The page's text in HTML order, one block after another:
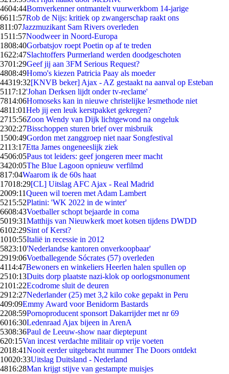
4604:44Bomverkenner ontmantelt vuurwerkbom 14-jarige
6611:57Rob de Nijs: kritiek op zwangerschap raakt ons
811:07Jazzmuzikant Sam Rivers overleden
1511:57Noodweer in Noord-Europa
1808:40Gorbatsjov roept Poetin op af te treden
1622:47Slachtoffers Purmerland werden doodgeschoten
3701:29Geef jij aan 3FM Serious Request?
4808:49Homo's kiezen Patricia Paay als moeder
44319:32[KNVB beker] Ajax - AZ gestaakt na aanval op Esteban
5117:12'Johan Derksen lijdt onder tv-reclame'
7814:06Homoseks kan in nieuwe christelijke lesmethode niet
4811:01Heb jij een leuk kerstpakket gekregen?
2715:56Zoon Wendy van Dijk lichtgewond na ongeluk
2302:27Bisschoppen sturen brief over misbruik
1500:49Gordon met zanggroep niet naar Songfestival
2113:17Etta James ongeneeslijk ziek
4506:05Paus tot leiders: geef jongeren meer macht
3420:05The Blue Lagoon opnieuw verfilmd
817:04Waarom ik de 60s haat
17018:29[CL] Uitslag AFC Ajax - Real Madrid
2009:11Queen wil toeren met Adam Lambert
5215:52Platini: 'WK 2022 in de winter'
6608:43Voetballer schopt bejaarde in coma
5019:31Matthijs van Nieuwkerk moet kotsen tijdens DWDD
6102:29Sint of Kerst?
1010:55Italië in recessie in 2012
5823:10'Nederlandse kantoren onverkoopbaar'
2919:06Voetballegende Sócrates (57) overleden
4114:47Bewoners en winkeliers Heerlen halen spullen op
2510:13Duits dorp plaatste nazi-klok op oorlogsmonument
2101:22Ecodrome sluit de deuren
2912:27Nederlander (25) met 3,2 kilo coke gepakt in Peru
409:09Emmy Award voor Benidorm Bastards
2208:59Pornoproducent sponsort Dakarrijder met nr 69
6016:30Ledenraad Ajax bijeen in ArenA
5308:36Paul de Leeuw-show naar dieptepunt
620:15Van incest verdachte militair op vrije voeten
2018:41Nooit eerder uitgebracht nummer The Doors ontdekt
10020:33Uitslag Duitsland - Nederland
4816:28Man krijgt stijve van gestampte muisjes